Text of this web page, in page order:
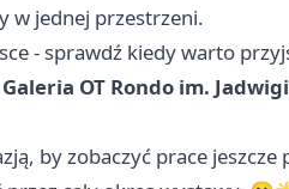
w jednej przestrzeni.
- sprawdź kiedy warto
Galeria OT Rondo im.
by zobaczyć prace